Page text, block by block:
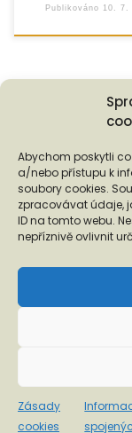
Abychom poskytli
a/nebo přístupu k
soubory cookies.
zpracovávat údaje,
ID na tomto webu.
nepříznivě ovlivnit
Zásady
cookies
Publikováno 10. 7.
Podporují nás...
❬
Informace o